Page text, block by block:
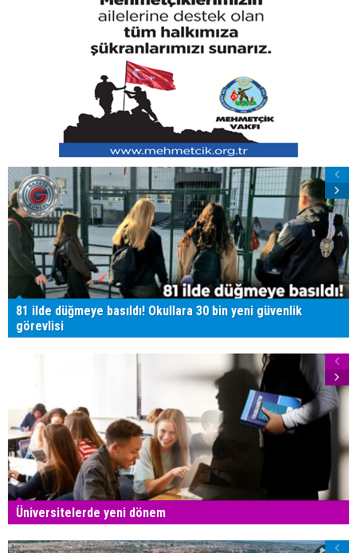
81 ilde düğmeye basıldı! Okullara 30 bin yeni güvenlik
görevlisi
Üniversitelerde yeni dönem